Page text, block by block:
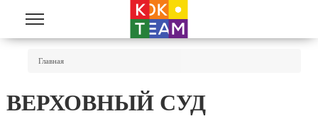
Перейти к основному содержанию
Главная
ВЕРХОВНЫЙ СУД